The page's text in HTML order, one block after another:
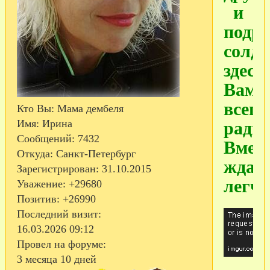
Кто Вы: Мама дембеля
Имя: Ирина
Сообщений: 7432
Откуда: Санкт-Петербург
Зарегистрирован: 31.10.2015
Уважение: +29680
Позитив: +26990
Последний визит:
16.03.2026 09:12
Провел на форуме:
3 месяца 10 дней
и
здесь
Вам
рады.